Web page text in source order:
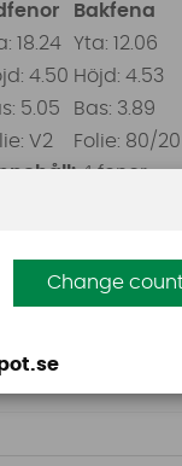
Bakfena
18.24
Yta: 12.06
4.50 Höjd: 4.53
5.05
Bas: 3.89
V2
Folie: 80/20
4 fenor
Finbox:Futures
IP-skyddsklass:9.4
Setup 1:Quad
Change